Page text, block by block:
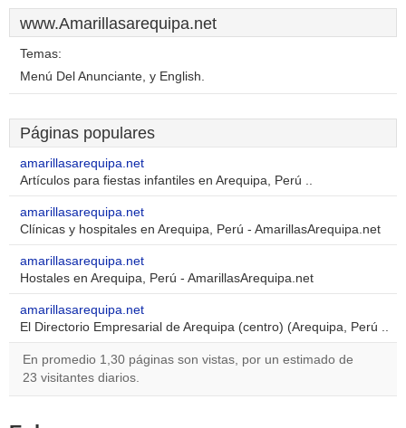
www.Amarillasarequipa.net
Temas:
Menú Del Anunciante, y English.
Páginas populares
amarillasarequipa.net
Artículos para fiestas infantiles en Arequipa, Perú ..
amarillasarequipa.net
Clínicas y hospitales en Arequipa, Perú - AmarillasArequipa.net
amarillasarequipa.net
Hostales en Arequipa, Perú - AmarillasArequipa.net
amarillasarequipa.net
El Directorio Empresarial de Arequipa (centro) (Arequipa, Perú ..
En promedio 1,30 páginas son vistas, por un estimado de
23 visitantes diarios.